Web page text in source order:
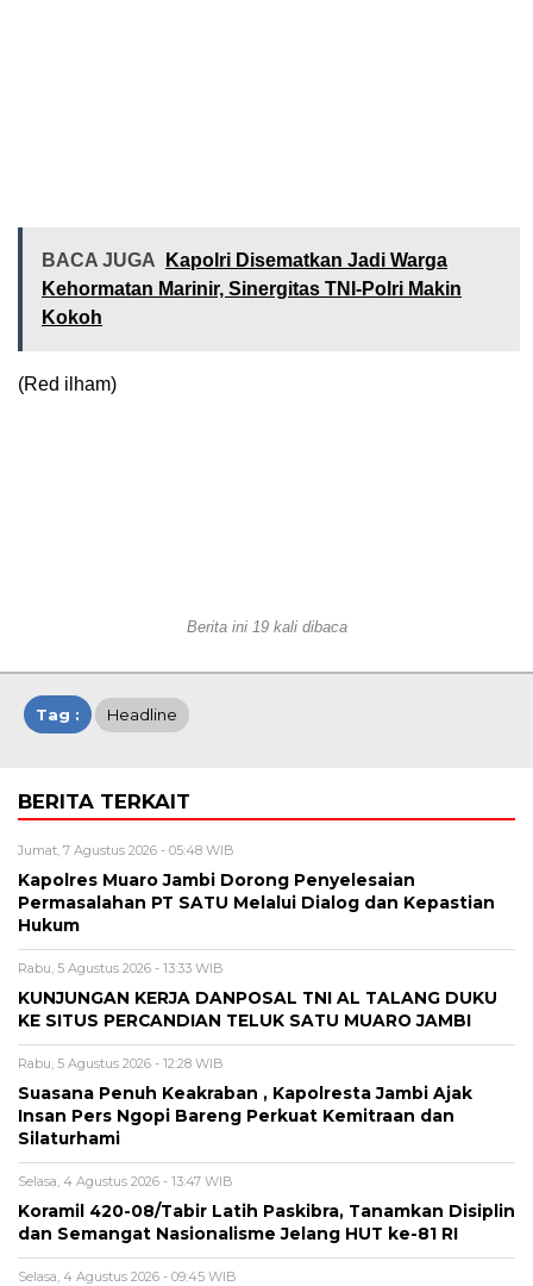
BACA JUGA
Kapolri Disematkan Jadi Warga
Kehormatan Marinir, Sinergitas TNI-Polri Makin
Kokoh
(Red ilham)
Berita ini 19 kali dibaca
Tag : Headline
BERITA TERKAIT
Jumat, 7 Agustus 2026 - 05:48 WIB
Kapolres Muaro Jambi Dorong Penyelesaian
Permasalahan PT SATU Melalui Dialog dan Kepastian
Hukum
Rabu, 5 Agustus 2026 - 13:33 WIB
KUNJUNGAN KERJA DANPOSAL TNI AL TALANG DUKU
KE SITUS PERCANDIAN TELUK SATU MUARO JAMBI
Rabu, 5 Agustus 2026 - 12:28 WIB
Suasana Penuh Keakraban , Kapolresta Jambi Ajak
Insan Pers Ngopi Bareng Perkuat Kemitraan dan
Silaturhami
Selasa, 4 Agustus 2026 - 13:47 WIB
Koramil 420-08/Tabir Latih Paskibra, Tanamkan Disiplin
dan Semangat Nasionalisme Jelang HUT ke-81 RI
Selasa, 4 Agustus 2026 - 09:45 WIB